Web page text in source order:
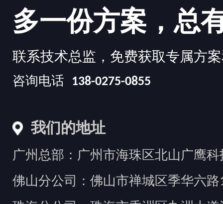
多一份方案，总
联系技术总监，免费获取专属方
咨询电话 138-0275-0855
我们的地址
广州总部：广州市海珠区北山广鹰科
佛山分公司：佛山市禅城区季华六路